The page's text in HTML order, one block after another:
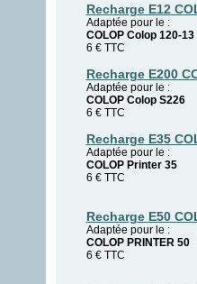
Recharge E12
Adaptée pour le :
COLOP Colop 120-13
6 €TTC
Recharge E200
Adaptée pour le :
COLOP Colop S226
6 €TTC
Recharge E35
Adaptée pour le :
COLOP Printer 35
6 €TTC
Recharge E50
Adaptée pour le :
COLOP PRINTER 50
6 €TTC